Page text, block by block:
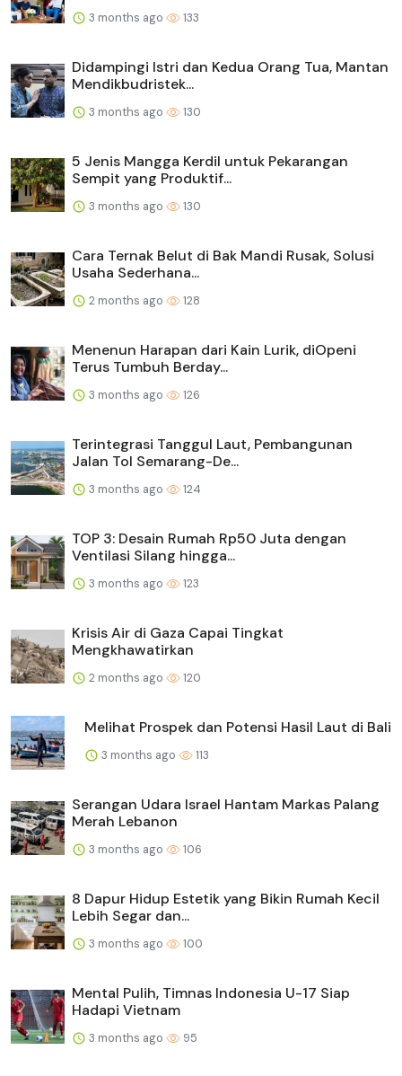
3 months ago 133
Didampingi Istri dan Kedua Orang Tua, Mantan
Mendikbudristek...
3 months ago 130
5 Jenis Mangga Kerdil untuk Pekarangan
Sempit yang Produktif...
3 months ago 130
Cara Ternak Belut di Bak Mandi Rusak, Solusi
Usaha Sederhana...
2 months ago 128
Menenun Harapan dari Kain Lurik, diOpeni
Terus Tumbuh Berday...
3 months ago 126
Terintegrasi Tanggul Laut, Pembangunan
Jalan Tol Semarang-De...
3 months ago 124
TOP 3: Desain Rumah Rp50 Juta dengan
Ventilasi Silang hingga...
3 months ago 123
Krisis Air di Gaza Capai Tingkat
Mengkhawatirkan
2 months ago 120
Melihat Prospek dan Potensi Hasil Laut di Bali
3 months ago 113
Serangan Udara Israel Hantam Markas Palang
Merah Lebanon
3 months ago 106
8 Dapur Hidup Estetik yang Bikin Rumah Kecil
Lebih Segar dan...
3 months ago 100
Mental Pulih, Timnas Indonesia U-17 Siap
Hadapi Vietnam
3 months ago 95